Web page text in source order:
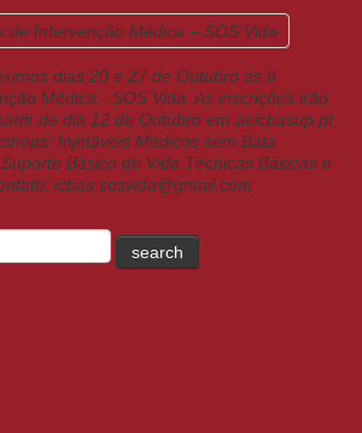
dias 20 e 27 de Outubro as II
Médica - SOS Vida. As inscrições irão
de dia 12 de Outubro em aeicbasup.pt
Injetáveis Médicos sem Bata
Básico de Vida Técnicas Básicas e
icbas.sosvida@gmail.com